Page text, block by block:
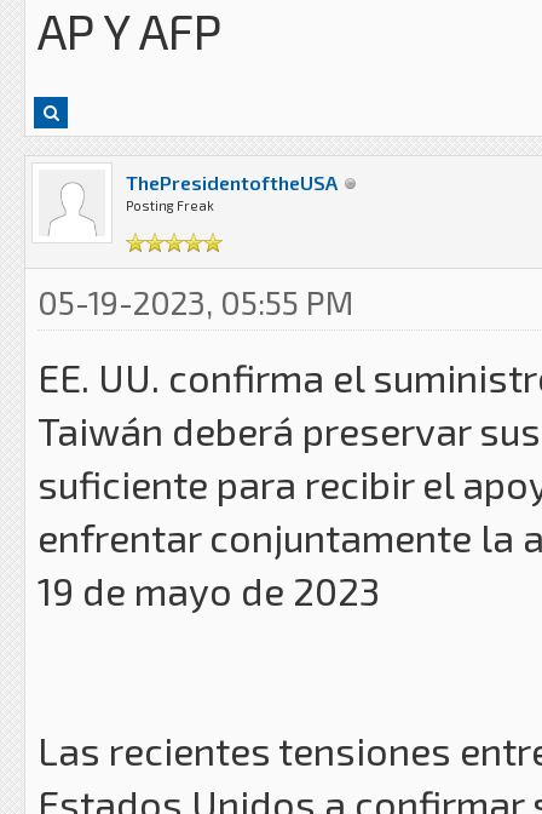
AP Y AFP
ThePresidentoftheUSA
Posting Freak
05-19-2023, 05:55 PM
EE. UU. confirma el
Taiwán deberá preservar
suficiente para recibir el
enfrentar conjuntamente la
19 de mayo de 2023
Las recientes tensiones
Estados Unidos a